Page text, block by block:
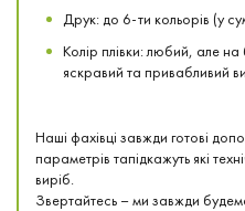
Друк: до 6-ти кольорів (у
Колір плівки: любий, але
яскравий та привабливий
Наші фахівці завжди готові
параметрів тапідкажуть які
виріб.
Звертайтесь – ми завжди